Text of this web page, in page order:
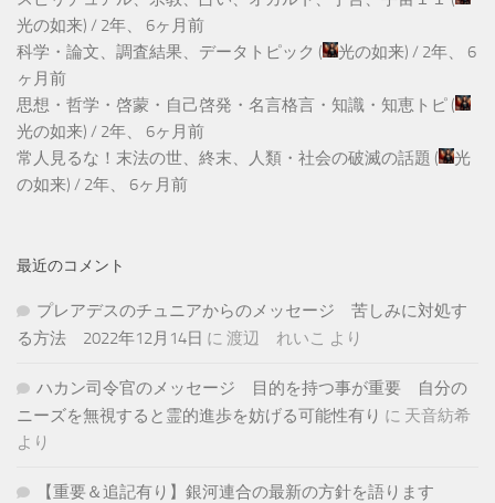
光の如来) / 2年、 6ヶ月前
科学・論文、調査結果、データトピック ( 光の如来) / 2年、 6
ヶ月前
思想・哲学・啓蒙・自己啓発・名言格言・知識・知恵トピ (
光の如来) / 2年、 6ヶ月前
常人見るな！末法の世、終末、人類・社会の破滅の話題 (
光
の如来) / 2年、 6ヶ月前
最近のコメント
プレアデスのチュニアからのメッセージ 苦しみに対処す
る方法 2022年12月14日 に 渡辺 れいこ より
ハカン司令官のメッセージ 目的を持つ事が重要 自分の
ニーズを無視すると霊的進歩を妨げる可能性有り に 天音紡希
より
【重要＆追記有り】銀河連合の最新の方針を語ります